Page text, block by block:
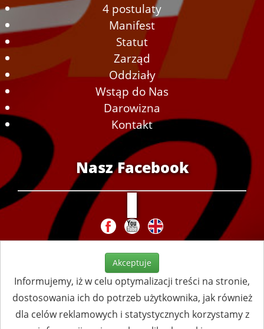
4 postulaty
Manifest
Statut
Zarząd
Oddziały
Wstąp do Nas
Darowizna
Kontakt
Nasz Facebook
Akceptuje
Informujemy, iż w celu optymalizacji treści na stronie,
dostosowania ich do potrzeb użytkownika, jak również
dla celów reklamowych i statystycznych korzystamy z